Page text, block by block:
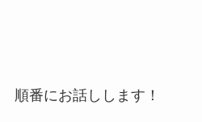
順番にお話しします！